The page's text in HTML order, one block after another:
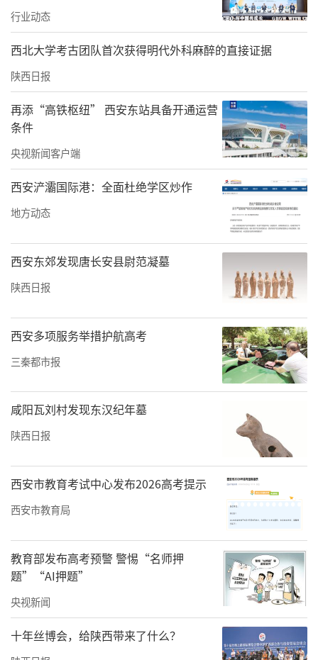
创始人秦东魁在致辞中代表基金会欢迎各位领
导和嘉宾的到来，他从什么是慈善，怎样才能
做好慈善，怎样才能让需要帮助的人感受到慈
善三个方面展开，分享了自己对慈善公益的理
解，并从以党建为引领，强化人员思想意识、
以法规为准绳，提升内部各项建设、以项目为
抓手，深化资助帮扶细节、以公益为引导，深
耕慈善公益事业四个方面介绍了基金会的工作
经验和取得成绩。呼吁全社会关注贫困弱势群
体，并感谢社会各界及志愿者对基金会的关心
支持。
理事长王允向大会做基金会2024年度工作报
告，汇报基金会全年工作成果并规划下年工作
计划，表示将继续以党建引领，践行落实习总
书记关于慈善事业的重要论述和对民政工作的
重要指示，发挥社会组织既是民政工作一部分
行业动态
西北大学考古团队首次获得明代外科麻醉的直接证据
陕西日报
再添“高铁枢纽” 西安东站具备开通运营
条件
央视新闻客户端
西安浐灞国际港：全面杜绝学区炒作
地方动态
西安东郊发现唐长安县尉范凝墓
陕西日报
西安多项服务举措护航高考
三秦都市报
咸阳瓦刘村发现东汉纪年墓
陕西日报
西安市教育考试中心发布2026高考提示
西安市教育局
教育部发布高考预警 警惕“名师押
题”“AI押题”
央视新闻
十年丝博会，给陕西带来了什么？